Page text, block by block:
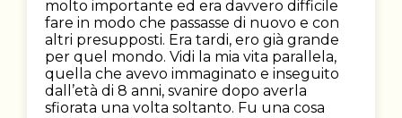
molto importante ed era davvero difficile
fare in modo che passasse di nuovo e con
altri presupposti. Era tardi, ero già grande
per quel mondo. Vidi la mia vita parallela,
quella che avevo immaginato e inseguito
dall’età di 8 anni, svanire dopo averla
sfiorata una volta soltanto. Fu una cosa